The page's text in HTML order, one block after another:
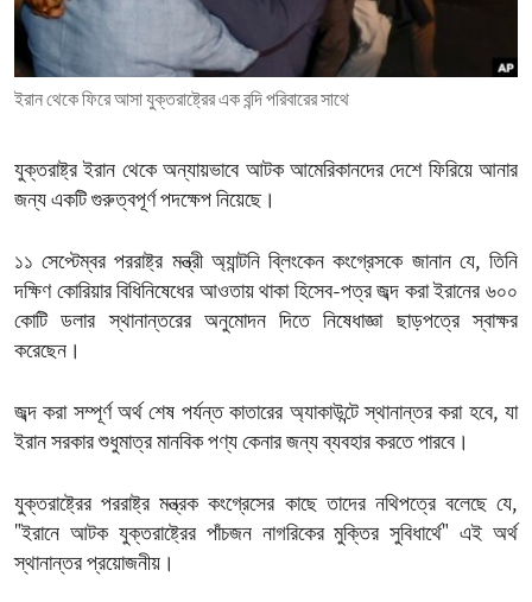
ENVIRONMENT AND HEALTH
IDEALS AND INSTITUTIONS
ইরান থেকে ফিরে আসা যুক্তরাষ্ট্রের এক বন্দি পরিবারের সাথে
যুক্তরাষ্ট্র ইরান থেকে অন্যায়ভাবে আটক আমেরিকানদের দেশে ফিরিয়ে আনার
জন্য একটি গুরুত্বপূর্ণ পদক্ষেপ নিয়েছে।
১১ সেপ্টেম্বর পররাষ্ট্র মন্ত্রী অ্যান্টনি ব্লিংকেন কংগ্রেসকে জানান যে, তিনি
দক্ষিণ কোরিয়ার বিধিনিষেধের আওতায় থাকা হিসেব-পত্র জব্দ করা ইরানের ৬০০
কোটি ডলার স্থানান্তরের অনুমোদন দিতে নিষেধাজ্ঞা ছাড়পত্রে স্বাক্ষর
করেছেন।
জব্দ করা সম্পূর্ণ অর্থ শেষ পর্যন্ত কাতারের অ্যাকাউন্টে স্থানান্তর করা হবে, যা
ইরান সরকার শুধুমাত্র মানবিক পণ্য কেনার জন্য ব্যবহার করতে পারবে।
যুক্তরাষ্ট্রের পররাষ্ট্র মন্ত্রক কংগ্রেসের কাছে তাদের নথিপত্রে বলেছে যে,
"ইরানে আটক যুক্তরাষ্ট্রের পাঁচজন নাগরিকের মুক্তির সুবিধার্থে" এই অর্থ
স্থানান্তর প্রয়োজনীয়।